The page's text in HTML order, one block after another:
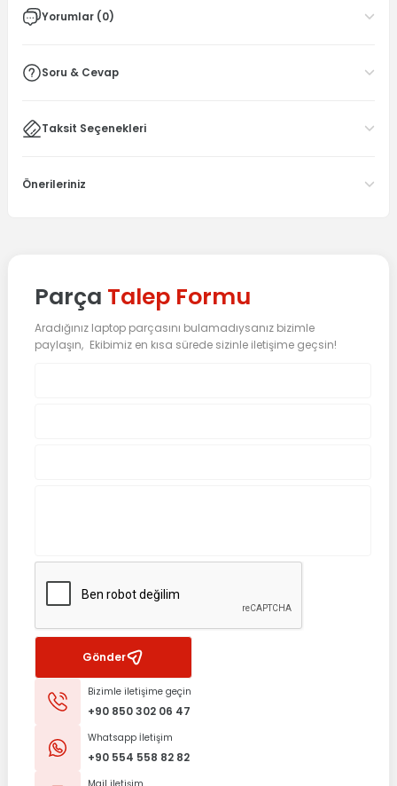
Yorumlar (0)
Soru & Cevap
Taksit Seçenekleri
Önerileriniz
Parça Talep Formu
Aradığınız laptop parçasını bulamadıysanız bizimle
paylaşın, Ekibimiz en kısa sürede sizinle iletişime geçsin!
Gönder
Bizimle iletişime geçin
+90 850 302 06 47
Whatsapp İletişim
+90 554 558 82 82
Mail iletişim